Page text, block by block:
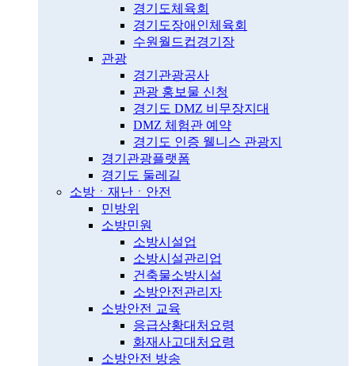
경기도체육회
경기도장애인체육회
수원월드컵경기장
관광
경기관광공사
관광 홍보물 신청
경기도 DMZ 비무장지대
DMZ 체험관 예약
경기도 인증 웰니스 관광지
경기관광플랫폼
경기도 둘레길
소방ㆍ재난ㆍ안전
민방위
소방민원
소방시설업
소방시설관리업
건축물소방시설
소방안전관리자
소방안전 교육
응급상황대처요령
화재사고대처요령
소방안전 방송